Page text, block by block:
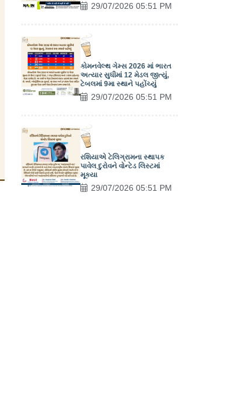
29/07/2026 05:51 PM
કોમનવેલ્થ ગેમ્સ 2026 માં ભારત
અત્યાર સુધીમાં 12 મેડલ જીત્યું,
ટેબલમાં 9મા સ્થાને પહોંચ્યું
29/07/2026 05:51 PM
રશિયાએ ટેલિગ્રામના સ્થાપક
પાવેલ દુરોવને વોન્ટેડ લિસ્ટમાં
મૂક્યા
29/07/2026 05:51 PM